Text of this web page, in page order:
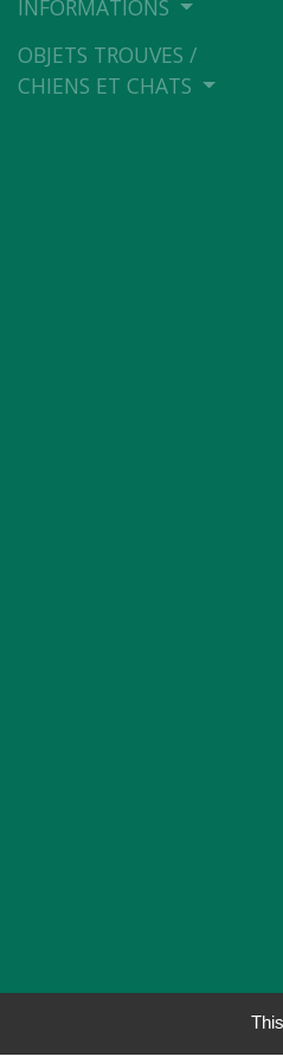
INFORMATIONS
OBJETS TROUVES /
CHIENS ET CHATS